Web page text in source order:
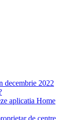
decembrie 2022
aplicatia Home
de centre